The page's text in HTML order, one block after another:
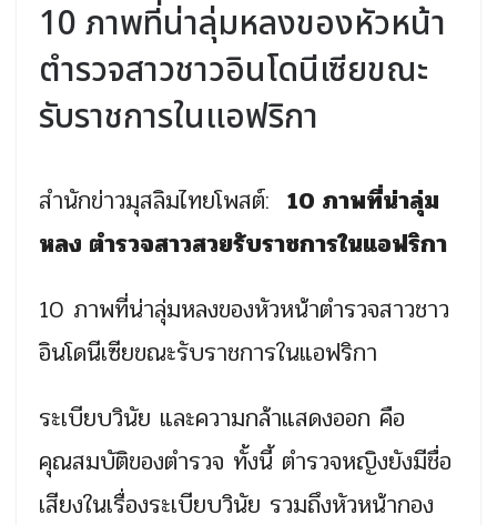
10 ภาพที่น่าลุ่มหลงของหัวหน้า
ตำรวจสาวชาวอินโดนีเซียขณะ
รับราชการในแอฟริกา
สำนักข่าวมุสลิมไทยโพสต์: 10 ภาพที่น่าลุ่ม
หลง ตำรวจสาวสวยรับราชการในแอฟริกา
10 ภาพที่น่าลุ่มหลงของหัวหน้าตำรวจสาวชาว
อินโดนีเซียขณะรับราชการในแอฟริกา
ระเบียบวินัย และความกล้าแสดงออก คือ
คุณสมบัติของตำรวจ ทั้งนี้ ตำรวจหญิงยังมีชื่อ
เสียงในเรื่องระเบียบวินัย รวมถึงหัวหน้ากอง